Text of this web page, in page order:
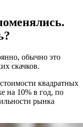
обычно это
скачков.
квадратных
на 10% в год, по
рынка